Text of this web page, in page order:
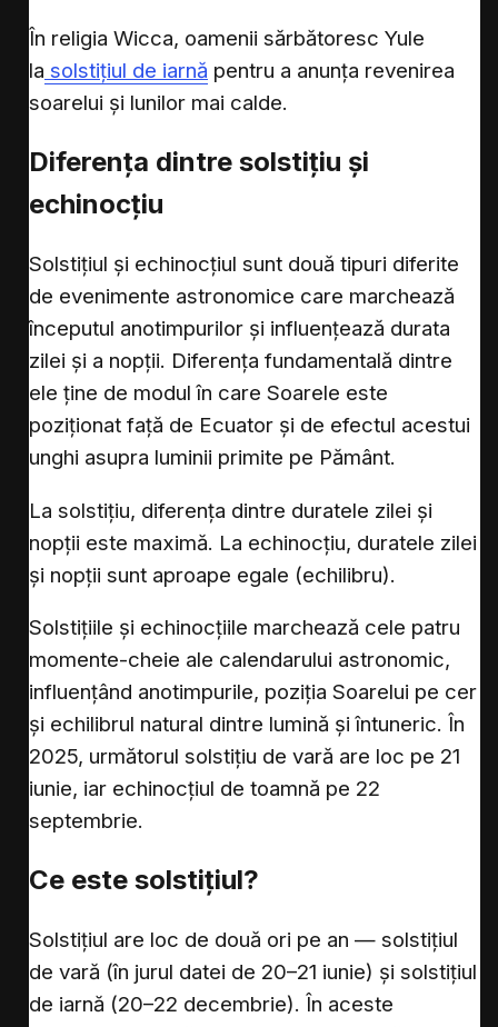
În religia Wicca, oamenii sărbătoresc Yule
la solstițiul de iarnă pentru a anunța revenirea
soarelui și lunilor mai calde.
Diferența dintre solstițiu și
echinocțiu
Solstițiul și echinocțiul sunt două tipuri diferite
de evenimente astronomice care marchează
începutul anotimpurilor și influențează durata
zilei și a nopții. Diferența fundamentală dintre
ele ține de modul în care Soarele este
poziționat față de Ecuator și de efectul acestui
unghi asupra luminii primite pe Pământ.
La solstițiu, diferența dintre duratele zilei și
nopții este maximă. La echinocțiu, duratele zilei
și nopții sunt aproape egale (echilibru).
Solstițiile și echinocțiile marchează cele patru
momente-cheie ale calendarului astronomic,
influențând anotimpurile, poziția Soarelui pe cer
și echilibrul natural dintre lumină și întuneric. În
2025, următorul solstițiu de vară are loc pe 21
iunie, iar echinocțiul de toamnă pe 22
septembrie.
Ce este solstițiul?
Solstițiul are loc de două ori pe an — solstițiul
de vară (în jurul datei de 20–21 iunie) și solstițiul
de iarnă (20–22 decembrie). În aceste